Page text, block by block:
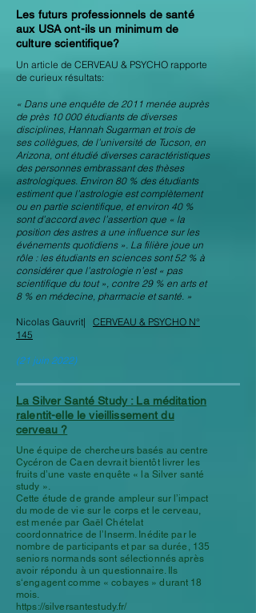
Les futurs professionnels de santé
aux USA ont-ils un minimum de
culture scientifique?
Un article de CERVEAU & PSYCHO rapporte
de curieux résultats:
« Dans une enquête de 2011 menée auprès
de près 10 000 étudiants de diverses
disciplines, Hannah Sugarman et trois de
ses collègues, de l’université de Tucson, en
Arizona, ont étudié diverses caractéristiques
des personnes embrassant des thèses
astrologiques. Environ 80 % des étudiants
estiment que l’astrologie est complètement
ou en partie scientifique, et environ 40 %
sont d’accord avec l’assertion que « la
position des astres a une influence sur les
événements quotidiens ». La filière joue un
rôle : les étudiants en sciences sont 52 % à
considérer que l’astrologie n’est « pas
scientifique du tout », contre 29 % en arts et
8 % en médecine, pharmacie et santé. »
Nicolas Gauvrit| CERVEAU & PSYCHO N°
145
(21 juin 2022)
La Silver Santé Study : La méditation
ralentit-elle le vieillissement du
cerveau ?
Une équipe de chercheurs basés au centre
Cycéron de Caen devrait bientôt livrer les
fruits d’une vaste enquête « la Silver santé
study ».
Cette étude de grande ampleur sur l’impact
du mode de vie sur le corps et le cerveau,
est menée par Gaël Chételat
coordonnatrice de l’Inserm. Inédite par le
nombre de participants et par sa durée, 135
seniors normands sont sélectionnés après
avoir répondu à un questionnaire. Ils
s‘engagent comme « cobayes » durant 18
mois.
https://silversantestudy.fr/